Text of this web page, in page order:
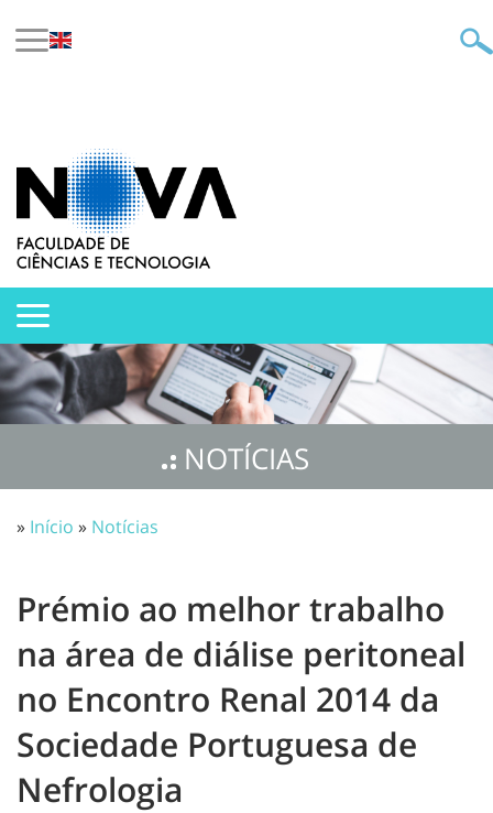
NOTÍCIAS
» Início » Notícias
Prémio ao melhor trabalho
na área de diálise peritoneal
no Encontro Renal 2014 da
Sociedade Portuguesa de
Nefrologia